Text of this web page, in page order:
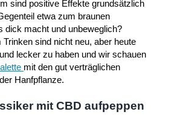
sind positive Effekte grundsätzlich
etwa zum braunen
dick macht und unbeweglich?
sind nicht neu, aber heute
lecker zu haben und wir schauen
mit den gut verträglichen
Hanfpflanze.
mit CBD aufpeppen